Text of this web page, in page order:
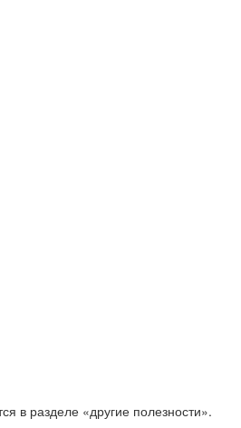
в разделе «другие полезности».